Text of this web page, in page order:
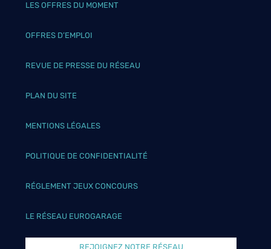
LES OFFRES DU MOMENT
OFFRES D’EMPLOI
REVUE DE PRESSE DU RÉSEAU
PLAN DU SITE
MENTIONS LÉGALES
POLITIQUE DE CONFIDENTIALITÉ
RÉGLEMENT JEUX CONCOURS
LE RÉSEAU EUROGARAGE
REJOIGNEZ NOTRE RÉSEAU